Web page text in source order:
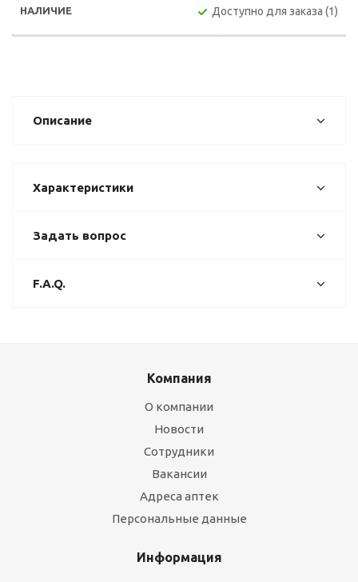
Доступно для заказа (1)
Описание
Характеристики
Задать вопрос
F.A.Q.
Компания
О компании
Новости
Сотрудники
Вакансии
Адреса аптек
Персональные данные
Информация